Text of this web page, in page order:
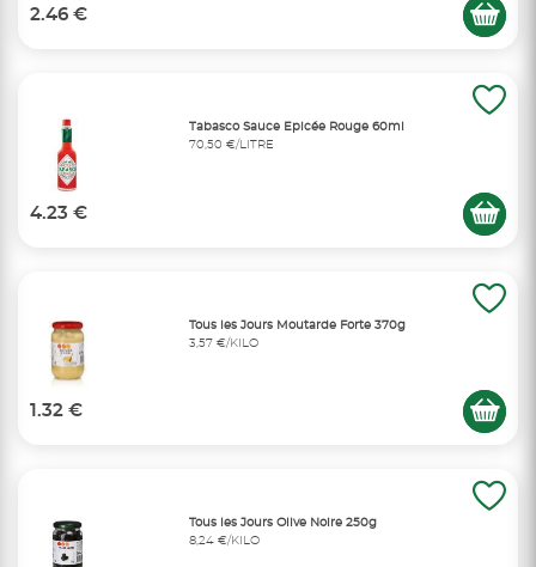
2.46 €
Tabasco Sauce Epicée Rouge 60ml
70,50 €/LITRE
4.23 €
Tous les Jours Moutarde Forte 370g
3,57 €/KILO
1.32 €
Tous les Jours Olive Noire 250g
8,24 €/KILO